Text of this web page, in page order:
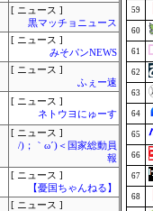
[ ニュース ]
黒マッチョニュース
[ ニュース ]
みそパンNEWS
[ ニュース ]
ふぇー速
[ ニュース ]
ネトウヨにゅーす
[ ニュース ]
/)；｀ω´)＜国家総動員
報
[ ニュース ]
【憂国ちゃんねる】
[ ニュース ]
59
60
61
62
63
64
65
66
67
68